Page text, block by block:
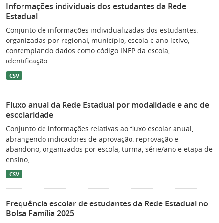
Informações individuais dos estudantes da Rede
Estadual
Conjunto de informações individualizadas dos estudantes,
organizadas por regional, município, escola e ano letivo,
contemplando dados como código INEP da escola,
identificação...
CSV
Fluxo anual da Rede Estadual por modalidade e ano de
escolaridade
Conjunto de informações relativas ao fluxo escolar anual,
abrangendo indicadores de aprovação, reprovação e
abandono, organizados por escola, turma, série/ano e etapa de
ensino,...
CSV
Frequência escolar de estudantes da Rede Estadual no
Bolsa Família 2025